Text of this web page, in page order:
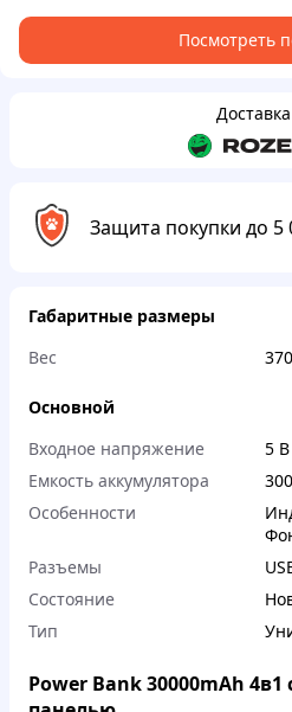
Посмотреть
Защита покупки до 5
Габаритные размеры
Вес
Основной
Входное напряжение
5 В
Емкость аккумулятора
Особенности
Разъемы
Состояние
Тип
Power Bank 30000mAh 4в1